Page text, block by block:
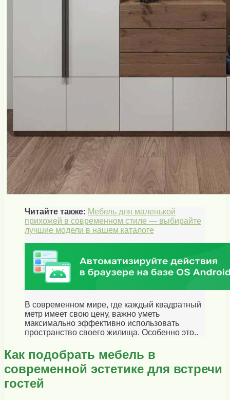
Читайте также: Мебель для маленькой
прихожей в современном стиле — выбирайте
лучшие модели в нашем каталоге
В современном мире, где каждый квадратный
метр имеет свою цену, важно уметь
максимально эффективно использовать
пространство своего жилища. Особенно это..
Как подобрать мебель в
современной эстетике для встречи
гостей